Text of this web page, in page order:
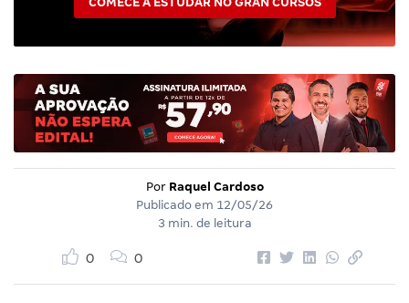
Por Raquel Cardoso
Publicado em 12/05/26
3 min. de leitura
0 0